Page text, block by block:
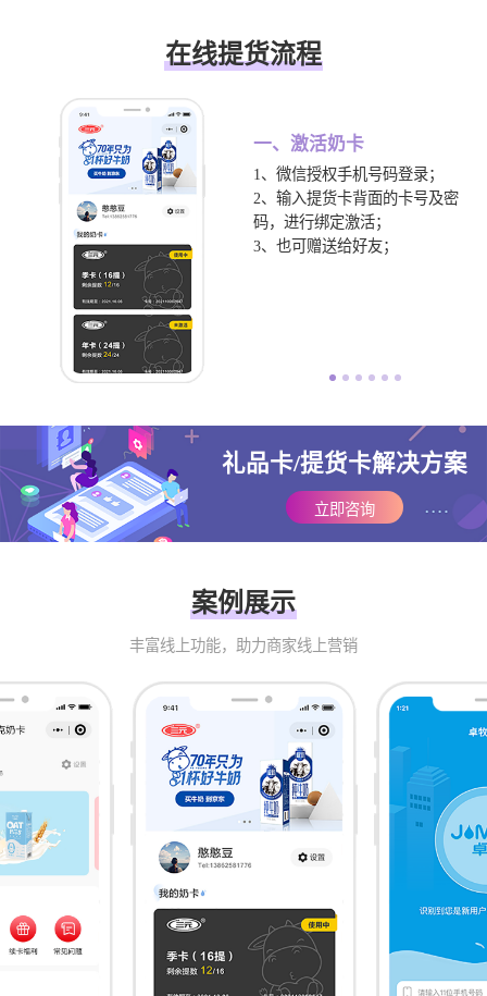
在线提货流程
一、激活奶卡
1、微信授权手机号码登录；
2、输入提货卡背面的卡号及密
码，进行绑定激活；
3、也可赠送给好友；
礼品卡/提货卡解决方案
立即咨询
案例展示
丰富线上功能，助力商家线上营销